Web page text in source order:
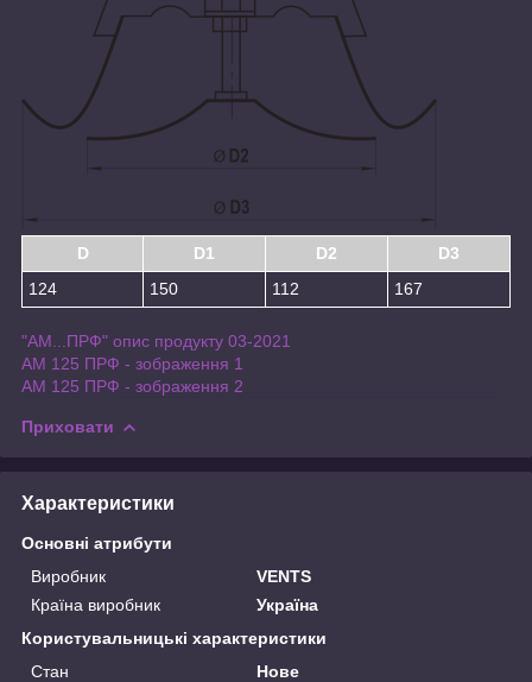
D D1 D2
D3
124
150 112 167
"АМ...ПРФ" опис продукту 03-2021
АМ 125 ПРФ - зображення 1
АМ 125 ПРФ - зображення 2
Приховати
Характеристики
Основні атрибути
Виробник
VENTS
Країна виробник
Україна
Користувальницькі характеристики
Стан
Нове